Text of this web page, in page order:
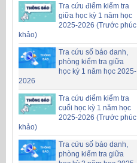
Tra cứu điểm kiểm tra
giữa học kỳ 1 năm học
2025-2026 (Trước phúc
khảo)
Tra cứu số báo danh,
phòng kiểm tra giữa
học kỳ 1 năm học 2025-
2026
Tra cứu điểm kiểm tra
cuối học kỳ 1 năm học
2025-2026 (Trước phúc
khảo)
Tra cứu số báo danh,
phòng kiểm tra giữa